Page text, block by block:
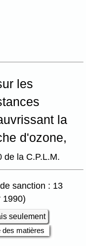
les
la
d'ozone,
de la C.P.L.M.
sanction : 13
1990)
seulement
des matières